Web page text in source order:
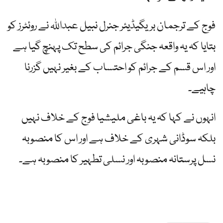
فوج کے ترجمان بریگیڈیئر جنرل نبیل عبداللہ نے روئٹرز کو
بتایا کہ یہ واقعہ جنگی جرائم کی سطح تک پہنچ گیا ہے
اور اس قسم کے جرائم کو احتساب کے بغیر نہیں گزرنا
چاہیے۔
انہوں نے کہا کہ یہ باغی ملیشیا فوج کے خلاف نہیں
بلکہ سوڈانی شہری کے خلاف ہے اور اس کا منصوبہ
نسل پرستانہ منصوبہ اور نسلی تطہیر کا منصوبہ ہے۔